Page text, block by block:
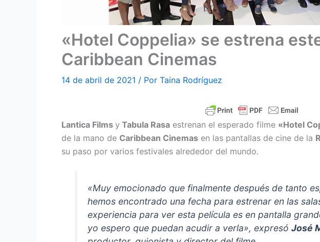
«Hotel Coppelia» se estrena
Caribbean Cinemas
14 de abril de 2021 / Por Taina Rodríguez
Lantica Films y Tabula Rasa estrenan el esperado filme «Hotel
de la mano de Caribbean Cinemas en las pantallas de cine de la
su paso por varios festivales alrededor del mundo.
«Muy emocionado que finalmente después de tanto
hemos encontrado una fecha para estrenar en las
experiencia para ver esta película es en pantalla
yo espero que puedan acudir a verla», expresóJosé